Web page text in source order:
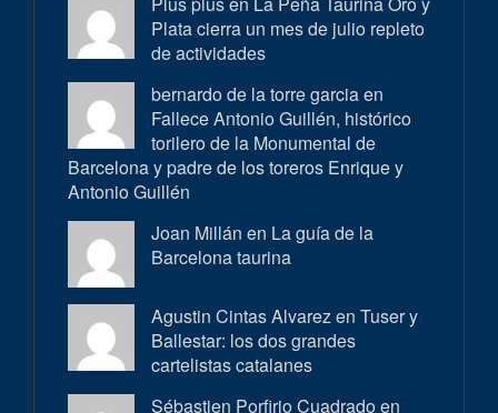
Plata cierra un mes de julio repleto
de actividades
bernardo de la torre garcia en
Fallece Antonio Guillén, histórico
torilero de la Monumental de
Barcelona y padre de los toreros Enrique y
Antonio Guillén
Joan Millán en La guía de la
Barcelona taurina
Agustin Cintas Alvarez en Tuser y
Ballestar: los dos grandes
cartelistas catalanes
Sébastien Porfirio Cuadrado en